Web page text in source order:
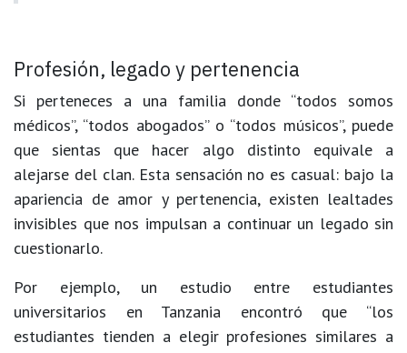
Profesión, legado y pertenencia
Si perteneces a una familia donde “todos somos
médicos”, “todos abogados” o “todos músicos”, puede
que sientas que hacer algo distinto equivale a
alejarse del clan. Esta sensación no es casual: bajo la
apariencia de amor y pertenencia, existen lealtades
invisibles que nos impulsan a continuar un legado sin
cuestionarlo.
Por ejemplo, un estudio entre estudiantes
universitarios en Tanzania encontró que “los
estudiantes tienden a elegir profesiones similares a